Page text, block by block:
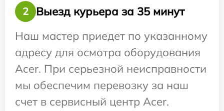
2
Выезд курьера за 35 минут
Наш мастер приедет по указанному
адресу для осмотра оборудования
Acer. При серьезной неисправности
мы обеспечим перевозку за наш
счет в сервисный центр Acer.